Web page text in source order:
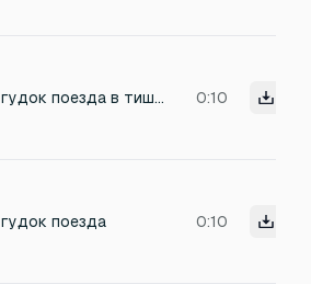
гудок поезда в тишине 0:10
гудок поезда 0:10